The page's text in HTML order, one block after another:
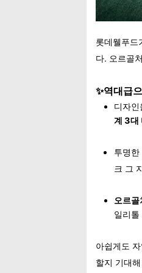
롯데웰푸드
다. 오르골
✨역대급
디자
계 3대
투명
크 그
오르
일리
아쉽게도
할지 기대